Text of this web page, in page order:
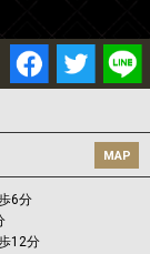
MAP
6分
12分